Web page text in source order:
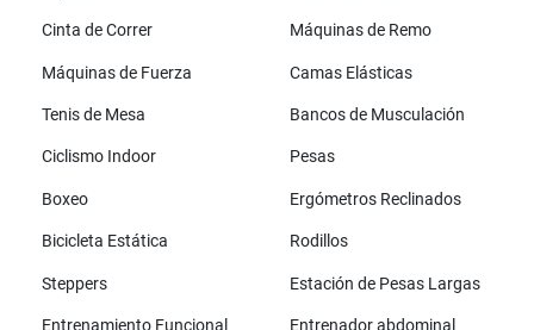
Cinta de Correr Máquinas de Remo
Máquinas de Fuerza Camas Elásticas
Tenis de Mesa Bancos de Musculación
Ciclismo Indoor Pesas
Boxeo Ergómetros Reclinados
Bicicleta Estática Rodillos
Steppers Estación de Pesas Largas
Entrenamiento Funcional Entrenador abdominal